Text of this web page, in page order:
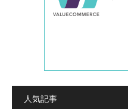
人気記事